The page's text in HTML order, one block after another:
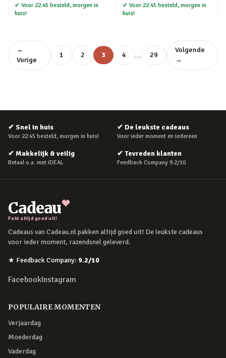
✔ Voor 22:45 besteld, morgen in
huis!
✔ Voor 22:45 besteld, morgen in
huis!
←
Vorige
1 2 3 4 … 29
Volgende
→
✔ Snel in huis
Voor 22:45 besteld, morgen in huis!
✔ De leukste cadeaus
Voor ieder moment en iedereen
✔ Makkelijk & veilig
Betaal o.a. met iDEAL
✔ Tevreden klanten
Feedback Company 9.2/10
Cadeau
Pakt altijd goed uit!
Cadeaus van Cadeau.nl pakken altijd goed uit! De leukste cadeaus
voor ieder moment, razendsnel geleverd.
★ Feedback Company: 9.2/10
FacebookInstagram
POPULAIRE MOMENTEN
Verjaardag
Moederdag
Vaderdag